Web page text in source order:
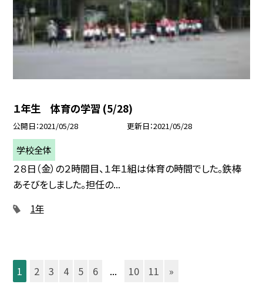
１年生 体育の学習 (5/28)
公開日 2021/05/28 更新日 2021/05/28
学校全体
２８日（金）の２時間目、１年１組は体育の時間でした。鉄棒
あそびをしました。担任の...
1年
1 2 3 4 5 6 ... 10 11 »